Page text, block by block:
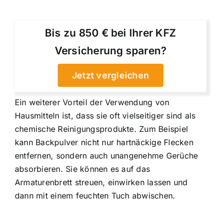
Bis zu 850 € bei Ihrer KFZ
Versicherung sparen?
Jetzt vergleichen
Ein weiterer Vorteil der Verwendung von
Hausmitteln ist, dass sie oft vielseitiger sind als
chemische Reinigungsprodukte. Zum Beispiel
kann Backpulver nicht nur hartnäckige Flecken
entfernen, sondern auch unangenehme Gerüche
absorbieren. Sie können es auf das
Armaturenbrett streuen, einwirken lassen und
dann mit einem feuchten Tuch abwischen.